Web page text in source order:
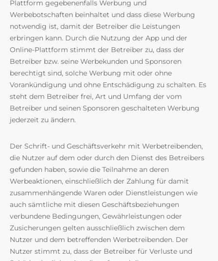
Plattform gegebenenfalls Werbung und
Werbebotschaften beinhaltet und dass diese Werbung
notwendig ist, damit der Betreiber die Leistungen
erbringen kann. Durch die Nutzung der App und der
Online-Plattform stimmt der Betreiber zu, dass der
Betreiber bzw. seine Werbekunden und Sponsoren
berechtigt sind, solche Werbung mit oder ohne
Vorankündigung und ohne Entschädigung zu schalten. Es
steht dem Betreiber frei, Art und Umfang der vom
Betreiber und seinen Sponsoren geschalteten Werbung
jederzeit zu ändern.
Der Schrift- und Geschäftsverkehr mit Werbetreibenden,
die Nutzer auf dem oder durch den Dienst des Betreibers
gefunden haben, sowie die Teilnahme an deren
Werbeaktionen, einschließlich der Zahlung für damit
zusammenhängende Waren oder Dienstleistungen wie
auch sämtliche mit diesen Geschäftsbeziehungen
verbundene Bedingungen, Gewährleistungen oder
Zusicherungen gelten ausschließlich zwischen dem
Nutzer und dem betreffenden Werbetreibenden. Der
Nutzer stimmt zu, dass der Betreiber für Verluste und